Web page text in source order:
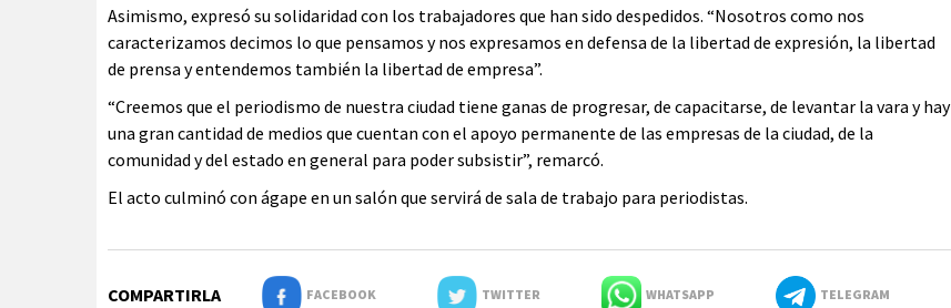
Asimismo, expresó su solidaridad con los trabajadores que han sido despedidos. “Nosotros como nos
caracterizamos decimos lo que pensamos y nos expresamos en defensa de la libertad de expresión, la libertad
de prensa y entendemos también la libertad de empresa”.
“Creemos que el periodismo de nuestra ciudad tiene ganas de progresar, de capacitarse, de levantar la vara y hay
una gran cantidad de medios que cuentan con el apoyo permanente de las empresas de la ciudad, de la
comunidad y del estado en general para poder subsistir”, remarcó.
El acto culminó con ágape en un salón que servirá de sala de trabajo para periodistas.
COMPARTIRLA FACEBOOK TWITTER WHATSAPP TELEGRAM